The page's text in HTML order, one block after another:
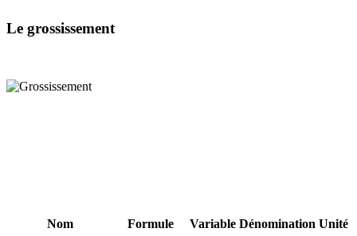
Le grossissement
Nom Formule Variable Dénomination Unité